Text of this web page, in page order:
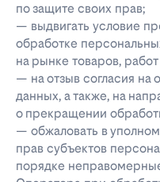
по защите своих прав;
— выдвигать условие
обработке
на рынке товаров, работ
— на отзыв согласия на
данных, а также, на
о прекращении
— обжаловать в
прав субъектов
порядке